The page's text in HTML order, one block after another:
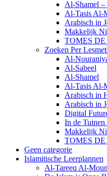
Al-Shamel –
Al-Tasis Al-
Arabisch in
Makkelijk
TOMES DE
Zoeken Per
Al-
Al-Sabeel
Al-Shamel
Al-Tasis Al-
Arabisch in
Arabisch in
Digital
In de Tuinen
Makkelijk
TOMES
Geen categorie
Islamitische Leerplannen
Al-Tareeq Al-